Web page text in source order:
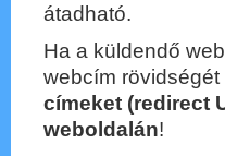
átadható.
Ha a küldendő
webcím
címeket (redirect
weboldalán!